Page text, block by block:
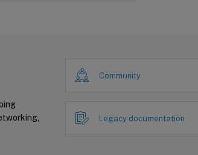
Community
Legacy documentation